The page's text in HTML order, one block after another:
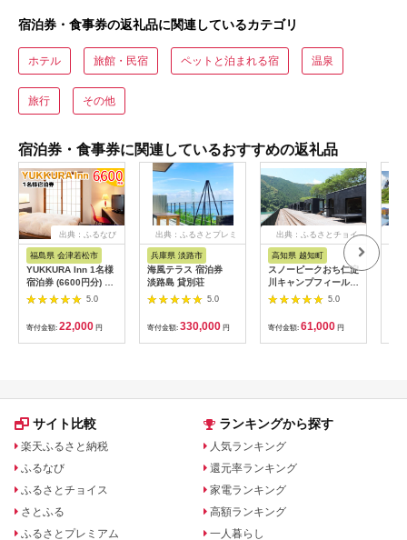
宿泊券・食事券の返礼品に関連しているカテゴリ
ホテル 旅館・民宿 ペットと泊まれる宿 温泉
旅行 その他
宿泊券・食事券に関連しているおすすめの返礼品
出典：ふるなび
福島県 会津若松市
YUKKURA Inn 1名様
宿泊券 (6600円分) ワ
ーケーションお試しプ
津若松市 東山温泉 旅
行 クーポン 利用券
[0800]
5.0
寄付金額: 22,000 円
出典：ふるさとプレミ
兵庫県 淡路市
海風テラス 宿泊券
淡路島 貸別荘
5.0
寄付金額: 330,000 円
出典：ふるさとチョイ
高知県 越知町
スノーピークおち仁淀
川キャンプフィールド
「住箱-jyubako-」ペ
5.0
寄付金額: 61,000 円
サイト比較
楽天ふるさと納税
ふるなび
ふるさとチョイス
さとふる
ふるさとプレミアム
ランキングから探す
人気ランキング
還元率ランキング
家電ランキング
高額ランキング
一人暮らし